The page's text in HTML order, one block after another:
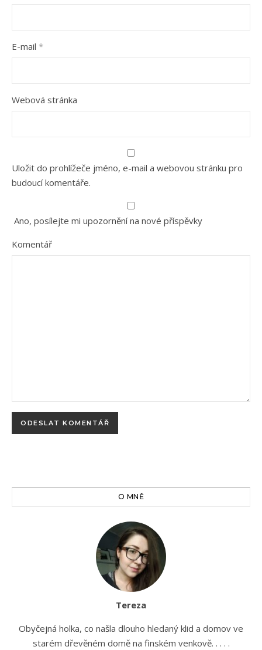
E-mail *
Webová stránka
Uložit do prohlížeče jméno, e-mail a webovou stránku pro
budoucí komentáře.
Ano, posílejte mi upozornění na nové příspěvky
Komentář
O MNĚ
Tereza
Obyčejná holka, co našla dlouho hledaný klid a domov ve
starém dřevěném domě na finském venkově. . . . .